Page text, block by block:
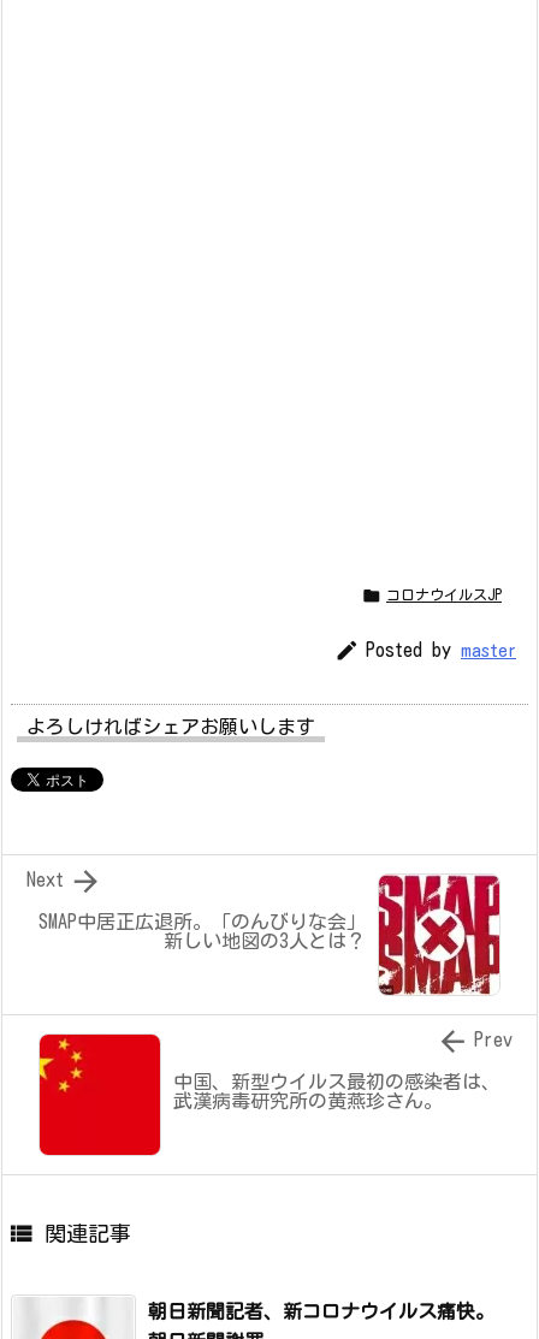
 コロナウイルスJP
 Posted by master
よろしければシェアお願いします
SMAP中居正広退所。「のんびりな会」
新しい地図の3人とは？

Next
中国、新型ウイルス最初の感染者は、
武漢病毒研究所の黄燕珍さん。
 Prev
 関連記事
朝日新聞記者、新コロナウイルス痛快。